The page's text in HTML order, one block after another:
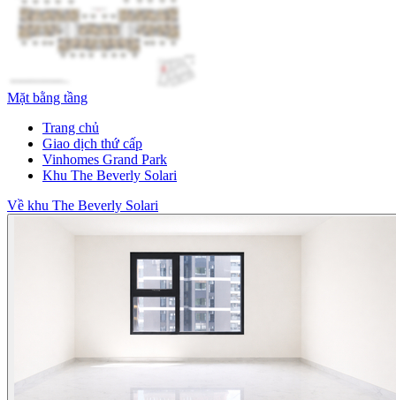
Mặt bằng tầng
Trang chủ
Giao dịch thứ cấp
Vinhomes Grand Park
Khu The Beverly Solari
Về khu The Beverly Solari